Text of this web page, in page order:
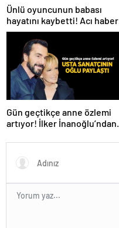
Ünlü oyuncunun babası
hayatını kaybetti! Acı haberi
sosyal medyadan duyurdu
Gün geçtikçe anne özlemi
artıyor! İlker İnanoğlu’ndan